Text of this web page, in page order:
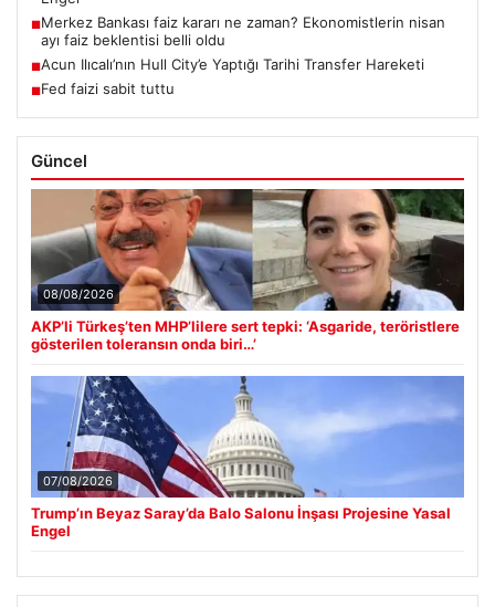
■Merkez Bankası faiz kararı ne zaman? Ekonomistlerin nisan
ayı faiz beklentisi belli oldu
■Acun Ilıcalı’nın Hull City’e Yaptığı Tarihi Transfer Hareketi
■Fed faizi sabit tuttu
Güncel
08/08/2026
AKP’li Türkeş’ten MHP’lilere sert tepki: ‘Asgaride, teröristlere
gösterilen toleransın onda biri…’
07/08/2026
Trump’ın Beyaz Saray’da Balo Salonu İnşası Projesine Yasal
Engel